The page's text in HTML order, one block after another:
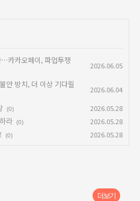
카카오페이, 파업투쟁
2026.06.05
안 방치, 더 이상 기다릴
2026.06.04
(0) 2026.05.28
(0) 2026.05.28
(0) 2026.05.28
더보기